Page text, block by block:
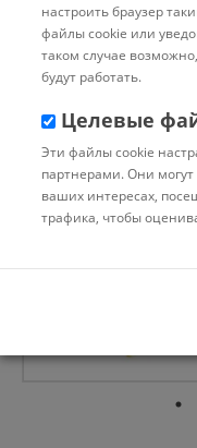
настроить браузер
файлы cookie или
таком случае
будут работать.
Целевые
Эти файлы cookie
партнерами. Они могут
ваших интересах,
трафика, чтобы